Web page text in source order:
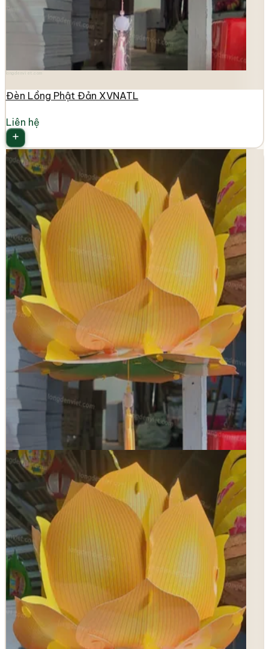
Đèn Lồng Phật Đản XVNATL
Liên hệ